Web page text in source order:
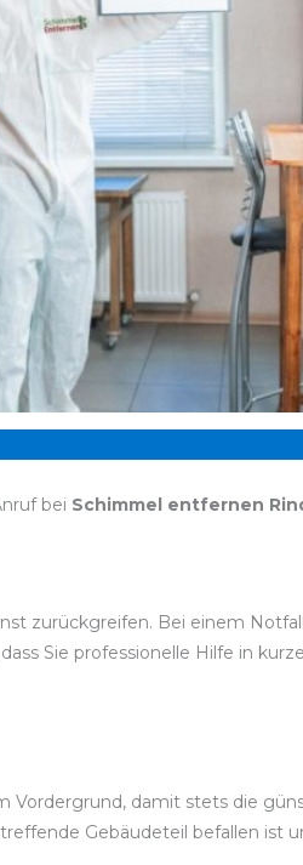
bei Schimmel entfernen
zurückgreifen. Bei einem
Sie professionelle Hilfe in
Vordergrund, damit stets die
Gebäudeteil befallen ist